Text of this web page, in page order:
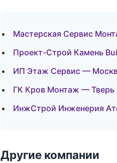
Мастерская Сервис
Проект-Строй Камень
ИП Этаж Сервис —
ГК Кров Монтаж — Тверь
ИнжСтрой Инженерия
Другие компании